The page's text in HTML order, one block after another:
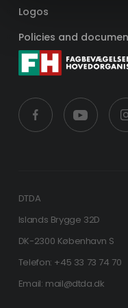
Logos
Policies and
DTDA
Islands Brygge 32D
DK-2300 København S
Telefon: +45 33 73 74 70
Email: mail@dtda.dk